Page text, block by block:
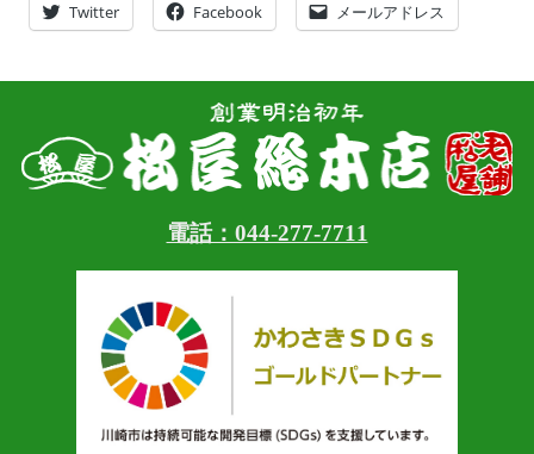
Twitter Facebook メールアドレス
電話：044-277-7711